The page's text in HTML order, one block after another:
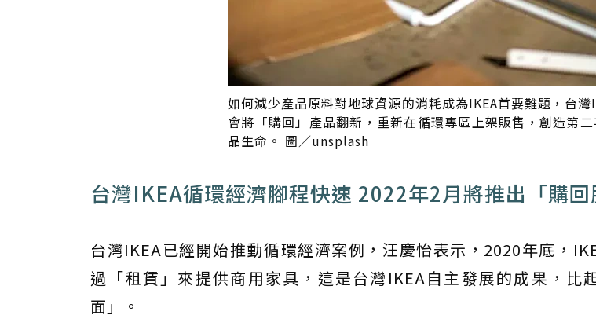
如何減少產品原料對地球資源的消耗成為IKEA首要難題，台灣
會將「購回」產品翻新，重新在循環專區上架販售，創造第
品生命。 圖／unsplash
台灣IKEA循環經濟腳程快速 2022年2月將推出「購回
台灣IKEA已經開始推動循環經濟案例，汪慶怡表示，2020年底，
過「租賃」來提供商用家具，這是台灣IKEA自主發展的成果，比
面」。